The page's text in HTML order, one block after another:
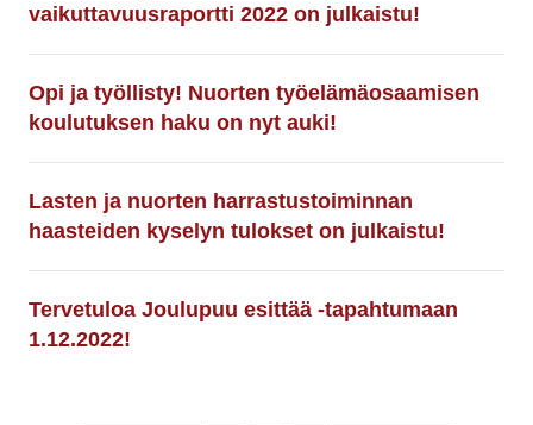
vaikuttavuusraportti 2022 on julkaistu!
Opi ja työllisty! Nuorten työelämäosaamisen
koulutuksen haku on nyt auki!
Lasten ja nuorten harrastustoiminnan
haasteiden kyselyn tulokset on julkaistu!
Tervetuloa Joulupuu esittää -tapahtumaan
1.12.2022!